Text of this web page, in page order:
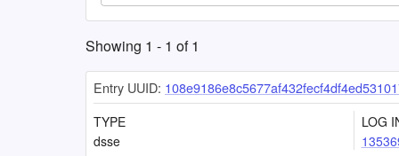
Showing 1 - 1 of1
Entry UUID:
TYPE
dsse
LOG